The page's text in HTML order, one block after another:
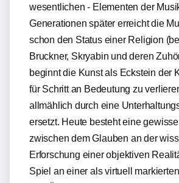
wesentlichen - Elementen der
Generationen später erreicht die
schon den Status einer Religion
Bruckner, Skryabin und deren
beginnt die Kunst als Eckstein der
für Schritt an Bedeutung zu
allmählich durch eine
ersetzt. Heute besteht eine
zwischen dem Glauben an der
Erforschung einer objektiven
Spiel an einer als virtuell